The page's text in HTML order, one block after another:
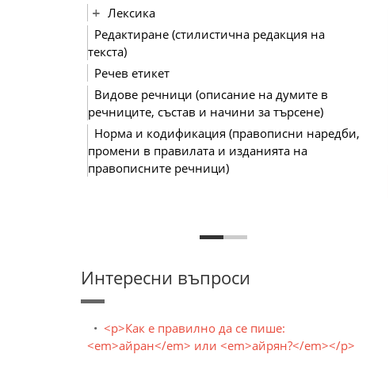
Лексика
Редактиране (стилистична редакция на
текста)
Речев етикет
Видове речници (описание на думите в
речниците, състав и начини за търсене)
Норма и кодификация (правописни наредби,
промени в правилата и изданията на
правописните речници)
Интересни въпроси
<p>Как е правилно да се пише:
<em>айран</em> или <em>айрян?</em></p>